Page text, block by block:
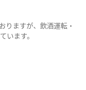
りますが、飲酒運転・
います。